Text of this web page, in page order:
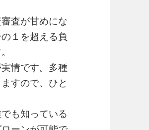
査が甘めにな
１を超える負
情です。多種
すので、ひと
も知っている